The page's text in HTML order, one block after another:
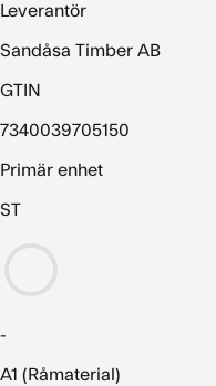
Leverantör
Sandåsa Timber AB
GTIN
7340039705150
Primär enhet
ST
-
A1 (Råmaterial)